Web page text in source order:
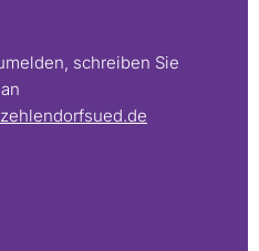
schreiben Sie